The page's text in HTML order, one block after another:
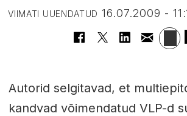
VIIMATI UUENDATUD 16.07.2009 -
Autorid selgitavad, et
kandvad võimendatud VLP-d